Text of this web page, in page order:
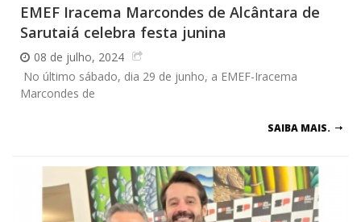
EMEF Iracema Marcondes de Alcântara de
Sarutaiá celebra festa junina
08 de julho, 2024
No último sábado, dia 29 de junho, a EMEF-Iracema
Marcondes de
SAIBA MAIS.